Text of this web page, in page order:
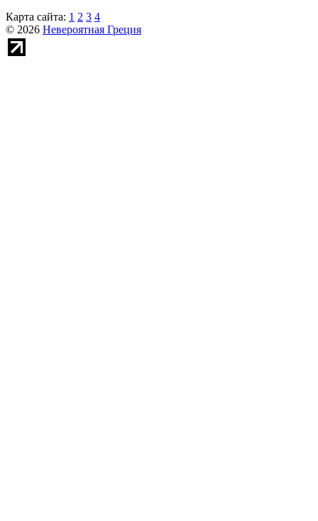
Карта сайта: 1 2 3 4
© 2026 Невероятная Греция